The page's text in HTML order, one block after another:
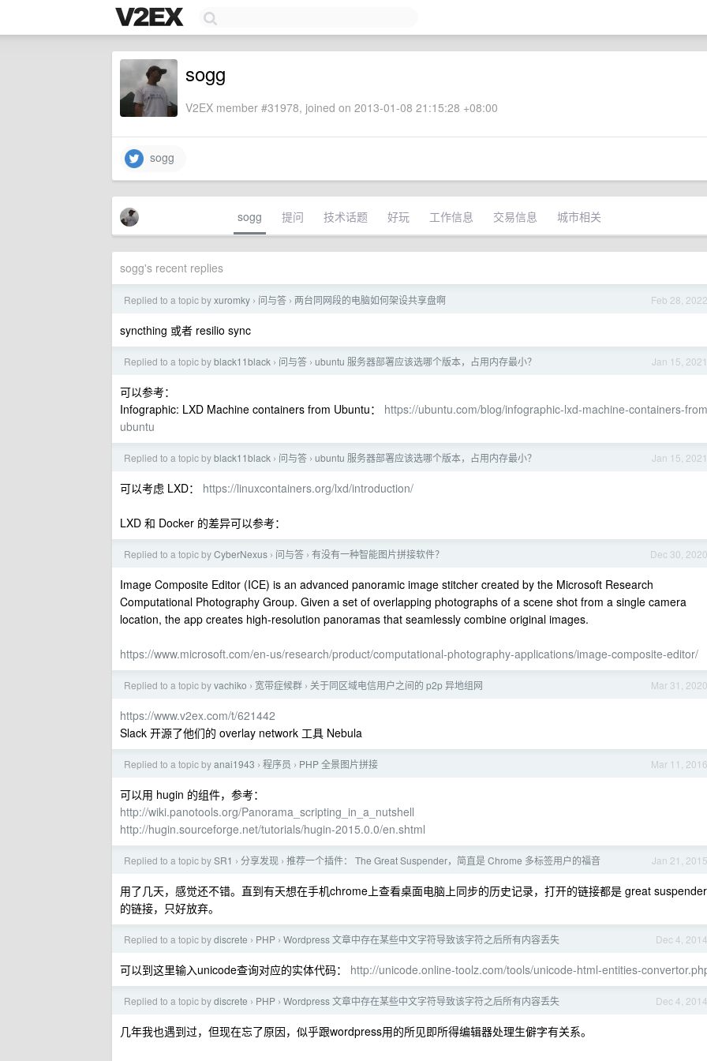
sogg
V2EX member #31978, joined on 2013-01-08 21:15:28 +08:00
sogg
sogg 提问 技术话题 好玩 工作信息 交易信息 城市相关
sogg's recent replies
Feb 28, 2022
Replied to a topic byxuromky › 问与答 › 两台同网段的电脑如何架设共享盘啊
syncthing 或者 resilio sync
Jan 15, 2021
Replied to a topic byblack11black › 问与答 › ubuntu 服务器部署应该选哪个版本，占用内存最小？
可以参考：
Infographic: LXD Machine containers from Ubuntu： https://ubuntu.com/blog/infographic-lxd-machine-containers-
ubuntu
Jan 15, 2021
Replied to a topic byblack11black › 问与答 › ubuntu 服务器部署应该选哪个版本，占用内存最小？
可以考虑 LXD： https://linuxcontainers.org/lxd/introduction/
LXD 和 Docker 的差异可以参考：
Dec 30, 2020
Replied to a topic byCyberNexus › 问与答 › 有没有一种智能图片拼接软件？
Image Composite Editor (ICE) is an advanced panoramic image stitcher created by the Microsoft Research
Computational Photography Group. Given a set of overlapping photographs of a scene shot from a single camera
location, the app creates high-resolution panoramas that seamlessly combine original images.
https://www.microsoft.com/en-us/research/product/computational-photography-applications/image-composite-editor/
Mar 31, 2020
Replied to a topic byvachiko › 宽带症候群 › 关于同区域电信用户之间的 p2p 异地组网
https://www.v2ex.com/t/621442
Slack 开源了他们的 overlay network 工具 Nebula
Mar 11, 2016
Replied to a topic byanai1943 › 程序员 › PHP 全景图片拼接
可以用 hugin 的组件，参考：
http://wiki.panotools.org/Panorama_scripting_in_a_nutshell
http://hugin.sourceforge.net/tutorials/hugin-2015.0.0/en.shtml
Jan 21, 2015
Replied to a topic bySR1 › 分享发现 › 推荐一个插件： The Great Suspender，简直是 Chrome 多标签用户的福音
用了几天，感觉还不错。直到有天想在手机chrome上查看桌面电脑上同步的历史记录，打开的链接都是 great suspender
的链接，只好放弃。
Dec 4, 2014
Replied to a topic bydiscrete › PHP › Wordpress 文章中存在某些中文字符导致该字符之后所有内容丢失
可以到这里输入unicode查询对应的实体代码： http://unicode.online-toolz.com/tools/unicode-html-entities-
Dec 4, 2014
Replied to a topic bydiscrete › PHP › Wordpress 文章中存在某些中文字符导致该字符之后所有内容丢失
几年我也遇到过，但现在忘了原因，似乎跟wordpress用的所见即所得编辑器处理生僻字有关系。